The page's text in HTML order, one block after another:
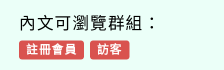
內文可瀏覽群組：
註冊會員 訪客